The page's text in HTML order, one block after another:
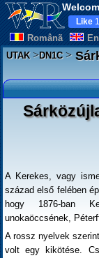
Românã
Like
UTAK>DN1C>
A Kerekes, vagy
század első felében
hogy 1876-ban
unokaöccsének,
A rossz nyelvek
volt egy kikötése.